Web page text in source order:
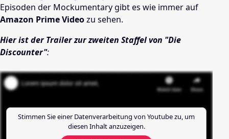
Episoden der Mockumentary gibt es wie immer auf
Amazon Prime Videozu sehen.
Hier ist der Trailer zur zweiten Staffel von "Die
Discounter":
Stimmen Sie einer Datenverarbeitung von Youtubezu, um
diesen Inhalt anzuzeigen.